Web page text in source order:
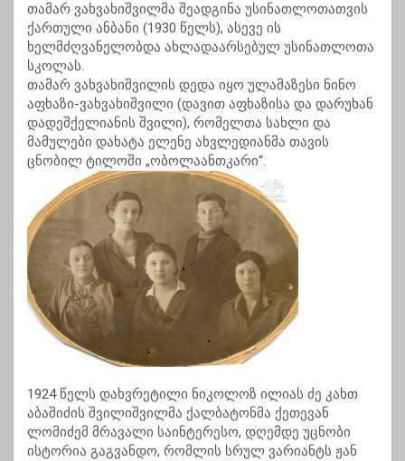
თამარ ვახვახიშვილმა შეადგინა უსინათლოთათვის
ქართული ანბანი (1930 წელს), ასევე ის
ხელმძღვანელობდა ახლადაარსებულ უსინათლოთა
სკოლას.
თამარ ვახვახიშვილის დედა იყო ულამაზესი ნინო
აფხაზი-ვახვახიშვილი (დავით აფხაზისა და დარუხან
დადეშქელიანის შვილი), რომელთა სახლი და
მამულები დახატა ელენე ახვლედიანმა თავის
ცნობილ ტილოში „ობოლაანთკარი“.
1924 წელს დახვრეტილი ნიკოლოზ ილიას ძე კახთ
აბაშიძის შვილიშვილმა ქალბატონმა ქეთევან
ლომიძემ მრავალი საინტერესო, დღემდე უცნობი
ისტორია გაგვანდო, რომლის სრულ ვარიანტს ჟან